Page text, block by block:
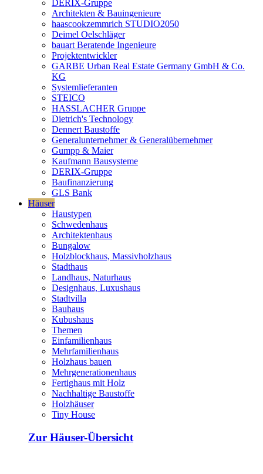
DERIX-Gruppe
Architekten & Bauingenieure
haascookzemmrich STUDIO2050
Deimel Oelschläger
bauart Beratende Ingenieure
Projektentwickler
GARBE Urban Real Estate Germany GmbH & Co.
KG
Systemlieferanten
STEICO
HASSLACHER Gruppe
Dietrich's Technology
Dennert Baustoffe
Generalunternehmer & Generalübernehmer
Gumpp & Maier
Kaufmann Bausysteme
DERIX-Gruppe
Baufinanzierung
GLS Bank
Häuser
Haustypen
Schwedenhaus
Architektenhaus
Bungalow
Holzblockhaus, Massivholzhaus
Stadthaus
Landhaus, Naturhaus
Designhaus, Luxushaus
Stadtvilla
Bauhaus
Kubushaus
Themen
Einfamilienhaus
Mehrfamilienhaus
Holzhaus bauen
Mehrgenerationenhaus
Fertighaus mit Holz
Nachhaltige Baustoffe
Holzhäuser
Tiny House
Zur Häuser-Übersicht